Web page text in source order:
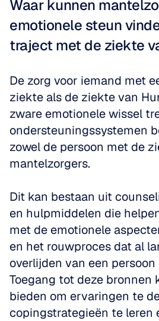
Waar kunnen
emotionele steun
traject met de ziekte
De zorg voor iemand met
ziekte als de ziekte van
zware emotionele wissel
ondersteuningssystemen
zowel de persoon met de
mantelzorgers.
Dit kan bestaan uit
en hulpmiddelen die
met de emotionele
en het rouwproces dat al
overlijden van een
Toegang tot deze bronnen
bieden om ervaringen te
copingstrategieën te leren